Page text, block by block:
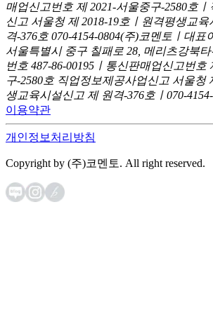
매업신고번호 제 2021-서울중구-2580호
신고 서울청 제 2018-19호ㅣ원격평생교
격-376호 070-4154-0804(주)코멘토ㅣ대표
서울특별시 중구 칠패로 28, 메리츠강북
번호 487-86-00195ㅣ통신판매업신고번호
구-2580호 직업정보제공사업신고 서울청
생교육시설신고 제 원격-376호ㅣ070-
이용약관
개인정보처리방침
Copyright by (주)코멘토. All right reserved.